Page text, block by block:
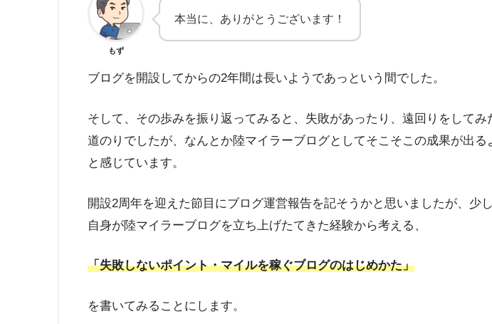
もず
本当に、ありがとうございます！
ブログを開設してからの2年間は長いようであっという間でした。
そして、その歩みを振り返ってみると、失敗があったり、遠回りをしてみ
道のりでしたが、なんとか陸マイラーブログとしてそこそこの成果が出る
と感じています。
開設2周年を迎えた節目にブログ運営報告を記そうかと思いましたが、少
自身が陸マイラーブログを立ち上げたてきた経験から考える、
「失敗しないポイント・マイルを稼ぐブログのはじめかた」
を書いてみることにします。